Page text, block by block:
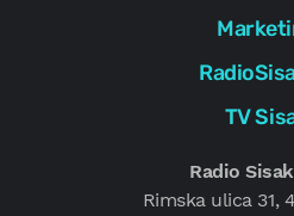
TV
Radio
Rimska ulica 31,